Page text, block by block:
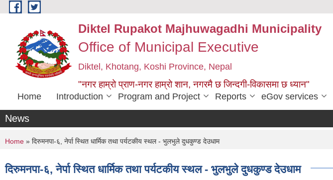
Skip to main content
Diktel Rupakot Majhuwagadhi Municipality
Office of Municipal Executive
Diktel, Khotang, Koshi Province, Nepal
"नगर हाम्रो प्राण-नगर हाम्रो शान, नगरमै छ जिन्दगी-विकासमा छ ध्यान"
Home Introduction Program and Project Reports eGov services
News
You are here
Home » दिरुमनपा-६, नेर्पा स्थित धार्मिक तथा पर्यटकीय स्थल - भुलभुले दुधकुण्ड देउधाम
दिरुमनपा-६, नेर्पा स्थित धार्मिक तथा पर्यटकीय स्थल - भुलभुले दुधकुण्ड देउधाम